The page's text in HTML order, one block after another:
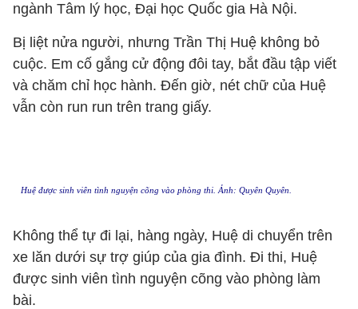
ngành Tâm lý học, Đại học Quốc gia Hà Nội.
Bị liệt nửa người, nhưng Trần Thị Huệ không bỏ
cuộc. Em cố gắng cử động đôi tay, bắt đầu tập viết
và chăm chỉ học hành. Đến giờ, nét chữ của Huệ
vẫn còn run run trên trang giấy.
Huệ được sinh viên tình nguyện cõng vào phòng thi. Ảnh: Quyên Quyên.
Không thể tự đi lại, hàng ngày, Huệ di chuyển trên
xe lăn dưới sự trợ giúp của gia đình. Đi thi, Huệ
được sinh viên tình nguyện cõng vào phòng làm
bài.